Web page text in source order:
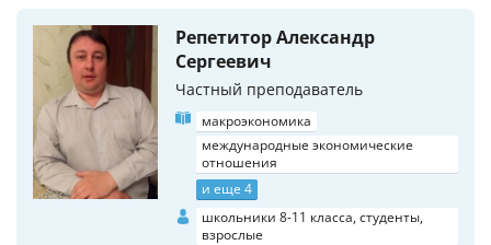
Репетитор Александр
Сергеевич
Частный преподаватель
макроэкономика
международные экономические
отношения
и еще 4
школьники 8-11 класса, студенты,
взрослые